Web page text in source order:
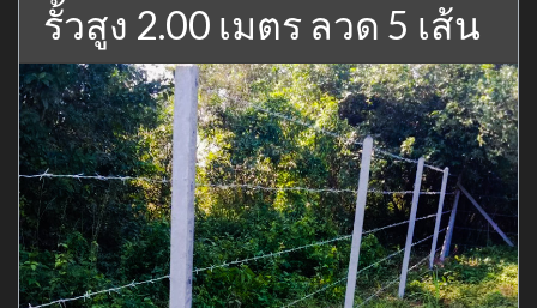
รั้วสูง 2.00 เมตร ลวด 5 เส้น